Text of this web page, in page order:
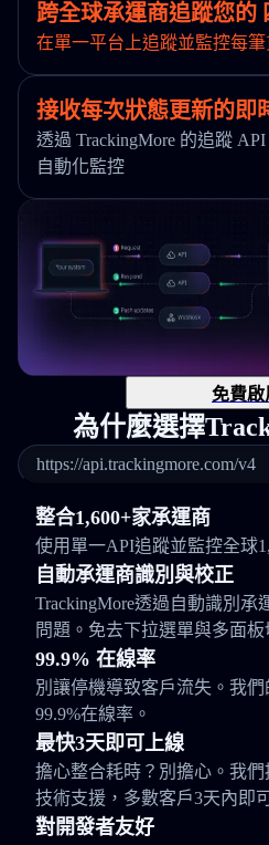
跨全球承運商追蹤您的
在單一平台上追蹤並監控每
接收每次狀態更新的即
透過 TrackingMore 的追蹤
自動化監控
免費啟
為什麼選擇
https://api.trackingmore.com/v4
整合1,600+家承運商
使用單一API追蹤並監控全球
自動承運商識別與校正
TrackingMore透過自動識別承
問題。免去下拉選單與多面
99.9% 在線率
別讓停機導致客戶流失。我
99.9%在線率。
最快3天即可上線
擔心整合耗時？別擔心。我
技術支援，多數客戶3天內即
對開發者友好